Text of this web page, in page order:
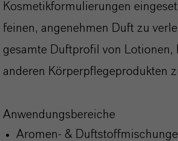
Kosmetikformulierungen
feinen, angenehmen Duft zu
gesamte Duftprofil von Lotionen,
anderen Körperpflegeprodukten
Anwendungsbereiche
Aromen- &